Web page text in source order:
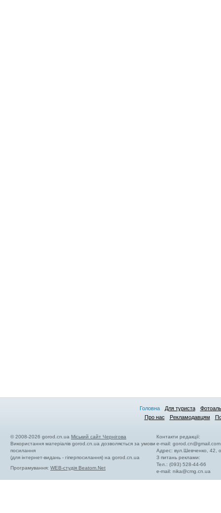
Головна Для туриста
Про нас
Рекламодавцям
© 2008-2026 gorod.cn.ua Міський сайт Чернігова
Використання матеріалів gorod.cn.ua дозволяється за умови
посилання
(для інтернет-видань - гіперпосилання) на gorod.cn.ua
Програмування: WEB-студія Beatom.Net
Контакти редакції:
e-mail:gorod.cn@gmail.com
Адрес: вул.Шевченко, 42,
З питань реклами:
Тел.: (093) 528-44-66
e-mail:nika@cmg.cn.ua